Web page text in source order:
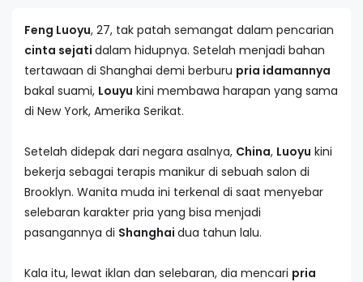
Feng Luoyu, 27, tak patah semangat dalam pencarian
cinta sejati dalam hidupnya. Setelah menjadi bahan
tertawaan di Shanghai demi berburu pria idamannya
bakal suami, Louyu kini membawa harapan yang sama
di New York, Amerika Serikat.
Setelah didepak dari negara asalnya, China, Luoyu kini
bekerja sebagai terapis manikur di sebuah salon di
Brooklyn. Wanita muda ini terkenal di saat menyebar
selebaran karakter pria yang bisa menjadi
pasangannya di Shanghai dua tahun lalu.
Kala itu, lewat iklan dan selebaran, dia mencari pria